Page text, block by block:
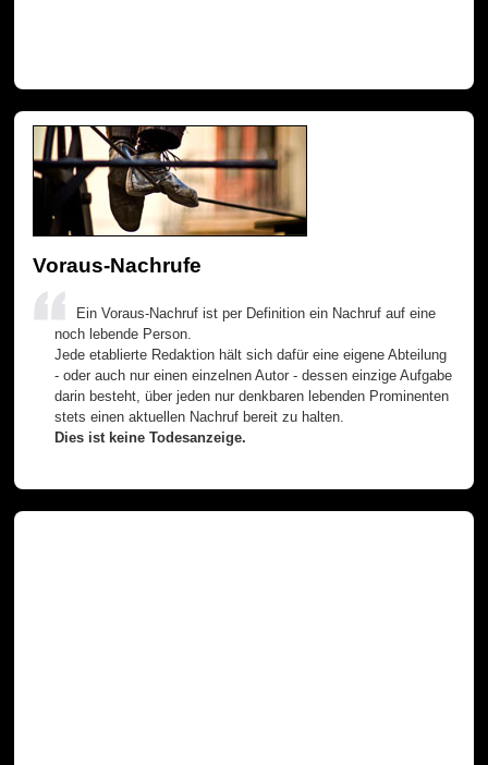
Voraus-Nachrufe
Ein Voraus-Nachruf ist per Definition ein Nachruf auf eine
noch lebende Person.
Jede etablierte Redaktion hält sich dafür eine eigene Abteilung
- oder auch nur einen einzelnen Autor - dessen einzige Aufgabe
darin besteht, über jeden nur denkbaren lebenden Prominenten
stets einen aktuellen Nachruf bereit zu halten.
Dies ist keine Todesanzeige.